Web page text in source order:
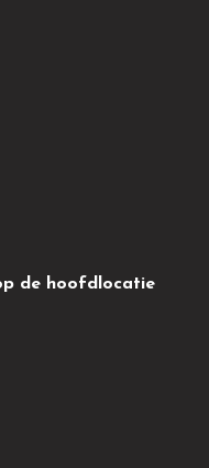
de hoofdlocatie